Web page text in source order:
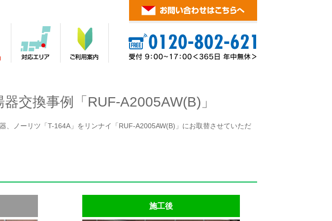
交換事例「RUF-A2005AW(B)」
、ノーリツ「T-164A」をリンナイ「RUF-A2005AW(B)」にお取替させていただ
施工後